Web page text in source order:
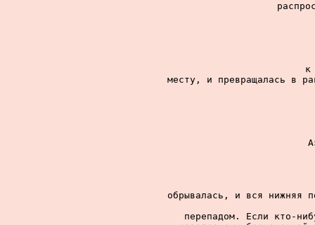
к
месту, и превращалась в
обрывалась, и вся нижняя
перепадом. Если кто-